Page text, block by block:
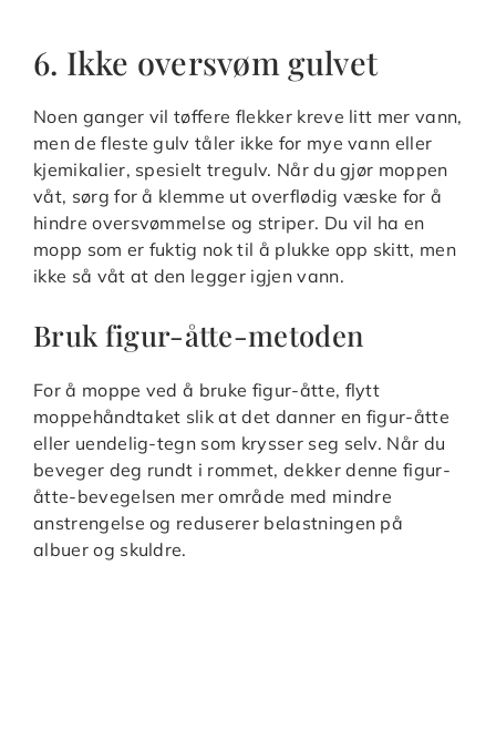
6. Ikke oversvøm gulvet
Noen ganger vil tøffere flekker kreve litt mer vann,
men de fleste gulv tåler ikke for mye vann eller
kjemikalier, spesielt tregulv. Når du gjør moppen
våt, sørg for å klemme ut overflødig væske for å
hindre oversvømmelse og striper. Du vil ha en
mopp som er fuktig nok til å plukke opp skitt, men
ikke så våt at den legger igjen vann.
Bruk figur-åtte-metoden
For å moppe ved å bruke figur-åtte, flytt
moppehåndtaket slik at det danner en figur-åtte
eller uendelig-tegn som krysser seg selv. Når du
beveger deg rundt i rommet, dekker denne figur-
åtte-bevegelsen mer område med mindre
anstrengelse og reduserer belastningen på
albuer og skuldre.